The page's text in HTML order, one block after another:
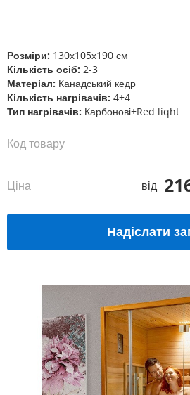
зображень
Розміри: 130х105х190 см
Кількість осіб: 2-3
Матеріал: Канадський кедр
Кількість нагрівачів: 4+4
Тип нагрівачів: Карбонові+Red liqht
Ціна від
Код товару
Надіслати